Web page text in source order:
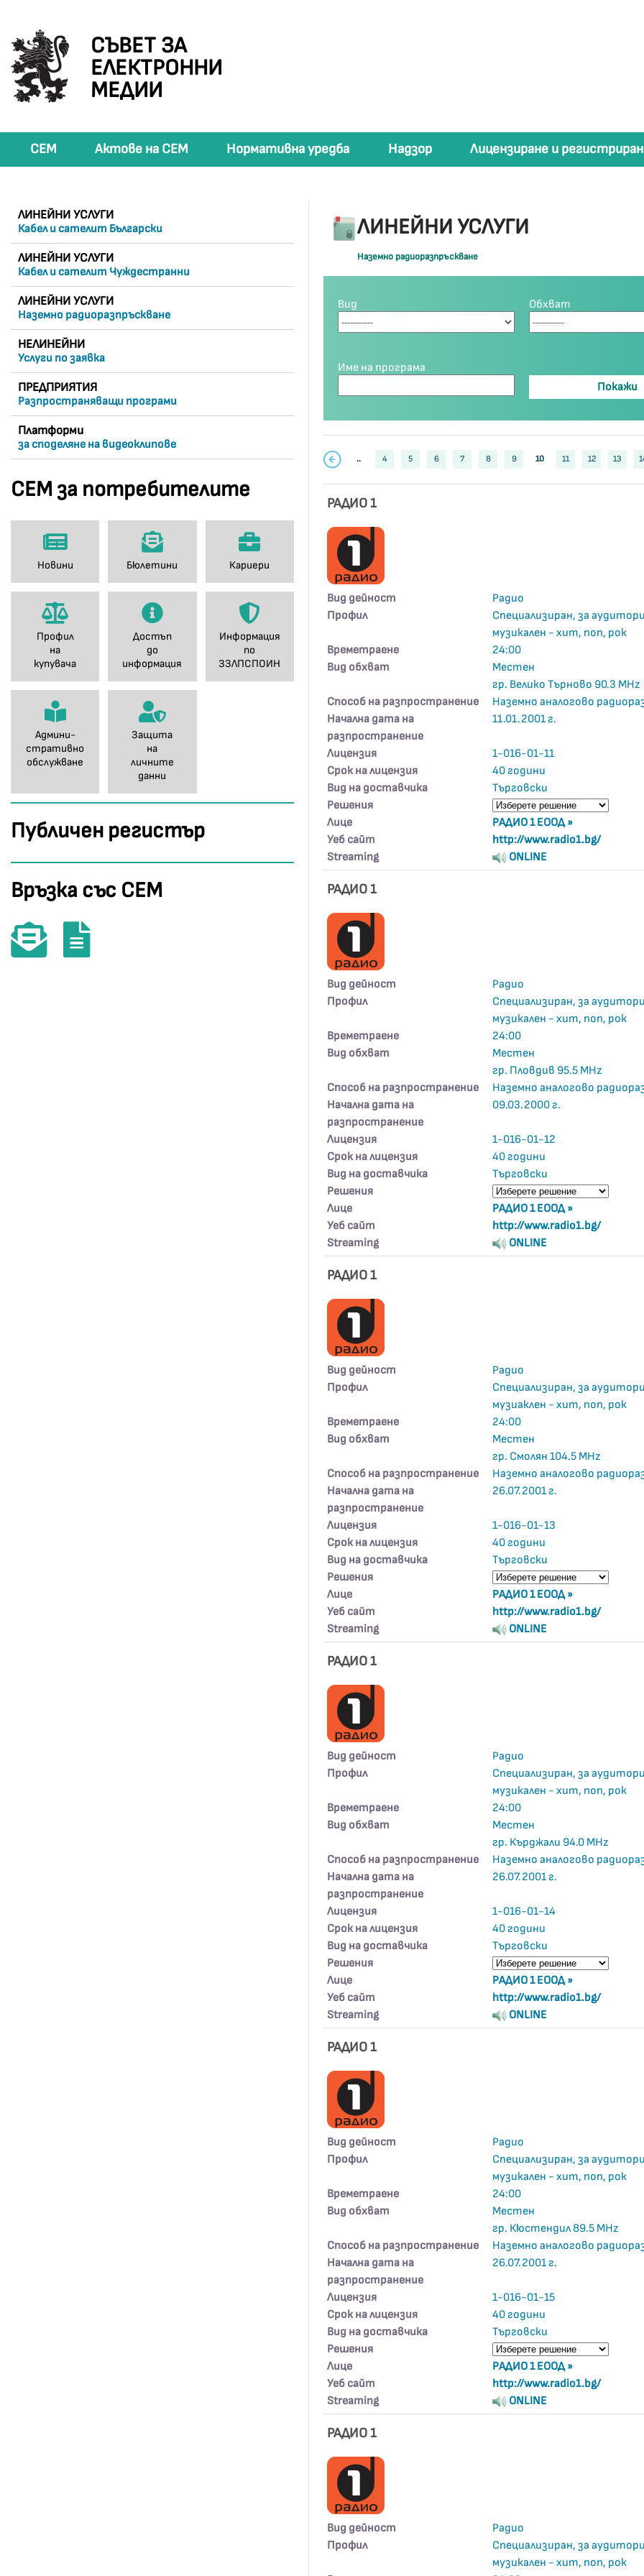
СЪВЕТ ЗА
ЕЛЕКТРОННИ
МЕДИИ
СЕМ Актове на СЕМ Нормативна уредба Надзор Лицензиране и
ЛИНЕЙНИ УСЛУГИ
Кабел и сателит Български
ЛИНЕЙНИ УСЛУГИ
Кабел и сателит Чуждестранни
ЛИНЕЙНИ УСЛУГИ
Наземно радиоразпръскване
НЕЛИНЕЙНИ
Услуги по заявка
ПРЕДПРИЯТИЯ
Разпространяващи програми
Платформи
за споделяне на видеоклипове
СЕМ за потребителите
Новини Бюлетини Кариери
Профил
на
купувача
Достъп
до
информация
Информация
по
ЗЗЛПСПОИН
Админи-
стративно
обслужване
Защита
на
личните
данни
Публичен регистър
Връзка със СЕМ
ЛИНЕЙНИ УСЛУГИ
Наземно радиоразпръскване
Вид Обхват
Име на програма
.. 4 5 6 7 8 9 10 11 12 13
РАДИО 1
Вид дейност
Радио
Профил
Специализиран, за
музикален - хит, поп, рок
Времетраене
24:00
Вид обхват
Местен
гр. Велико Търново 90.3 MHz
Способ на разпространение
Наземно аналогово
Начална дата на
разпространение
11.01.2001 г.
Лицензия
1-016-01-11
Срок на лицензия
40 години
Вид на доставчика
Търговски
Решения
Лице
РАДИО 1 ЕООД »
Уеб сайт
http://www.radio1.bg/
Streaming
ONLINE
РАДИО 1
Вид дейност
Радио
Профил
Специализиран, за
музикален - хит, поп, рок
Времетраене
24:00
Вид обхват
Местен
гр. Пловдив 95.5 MHz
Способ на разпространение
Наземно аналогово
Начална дата на
разпространение
09.03.2000 г.
Лицензия
1-016-01-12
Срок на лицензия
40 години
Вид на доставчика
Търговски
Решения
Лице
РАДИО 1 ЕООД »
Уеб сайт
http://www.radio1.bg/
Streaming
ONLINE
РАДИО 1
Вид дейност
Радио
Профил
Специализиран, за
музиаклен - хит, поп, рок
Времетраене
24:00
Вид обхват
Местен
гр. Смолян 104.5 MHz
Способ на разпространение
Наземно аналогово
Начална дата на
разпространение
26.07.2001 г.
Лицензия
1-016-01-13
Срок на лицензия
40 години
Вид на доставчика
Търговски
Решения
Лице
РАДИО 1 ЕООД »
Уеб сайт
http://www.radio1.bg/
Streaming
ONLINE
РАДИО 1
Вид дейност
Радио
Профил
Специализиран, за
музикален - хит, поп, рок
Времетраене
24:00
Вид обхват
Местен
гр. Кърджали 94.0 MHz
Способ на разпространение
Наземно аналогово
Начална дата на
разпространение
26.07.2001 г.
Лицензия
1-016-01-14
Срок на лицензия
40 години
Вид на доставчика
Търговски
Решения
Лице
РАДИО 1 ЕООД »
Уеб сайт
http://www.radio1.bg/
Streaming
ONLINE
РАДИО 1
Вид дейност
Радио
Профил
Специализиран, за
музикален - хит, поп, рок
Времетраене
24:00
Вид обхват
Местен
гр. Кюстендил 89.5 MHz
Способ на разпространение
Наземно аналогово
Начална дата на
разпространение
26.07.2001 г.
Лицензия
1-016-01-15
Срок на лицензия
40 години
Вид на доставчика
Търговски
Решения
Лице
РАДИО 1 ЕООД »
Уеб сайт
http://www.radio1.bg/
Streaming
ONLINE
РАДИО 1
Вид дейност
Радио
Профил
Специализиран, за
музикален - хит, поп, рок